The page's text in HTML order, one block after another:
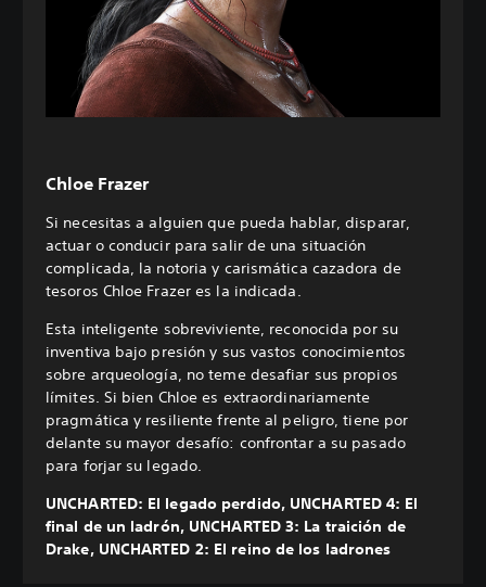
Chloe Frazer
Si necesitas a alguien que pueda hablar, disparar,
actuar o conducir para salir de una situación
complicada, la notoria y carismática cazadora de
tesoros Chloe Frazer es la indicada.
Esta inteligente sobreviviente, reconocida por su
inventiva bajo presión y sus vastos conocimientos
sobre arqueología, no teme desafiar sus propios
límites. Si bien Chloe es extraordinariamente
pragmática y resiliente frente al peligro, tiene por
delante su mayor desafío: confrontar a su pasado
para forjar su legado.
UNCHARTED: El legado perdido, UNCHARTED 4: El
final de un ladrón, UNCHARTED 3: La traición de
Drake, UNCHARTED 2: El reino de los ladrones